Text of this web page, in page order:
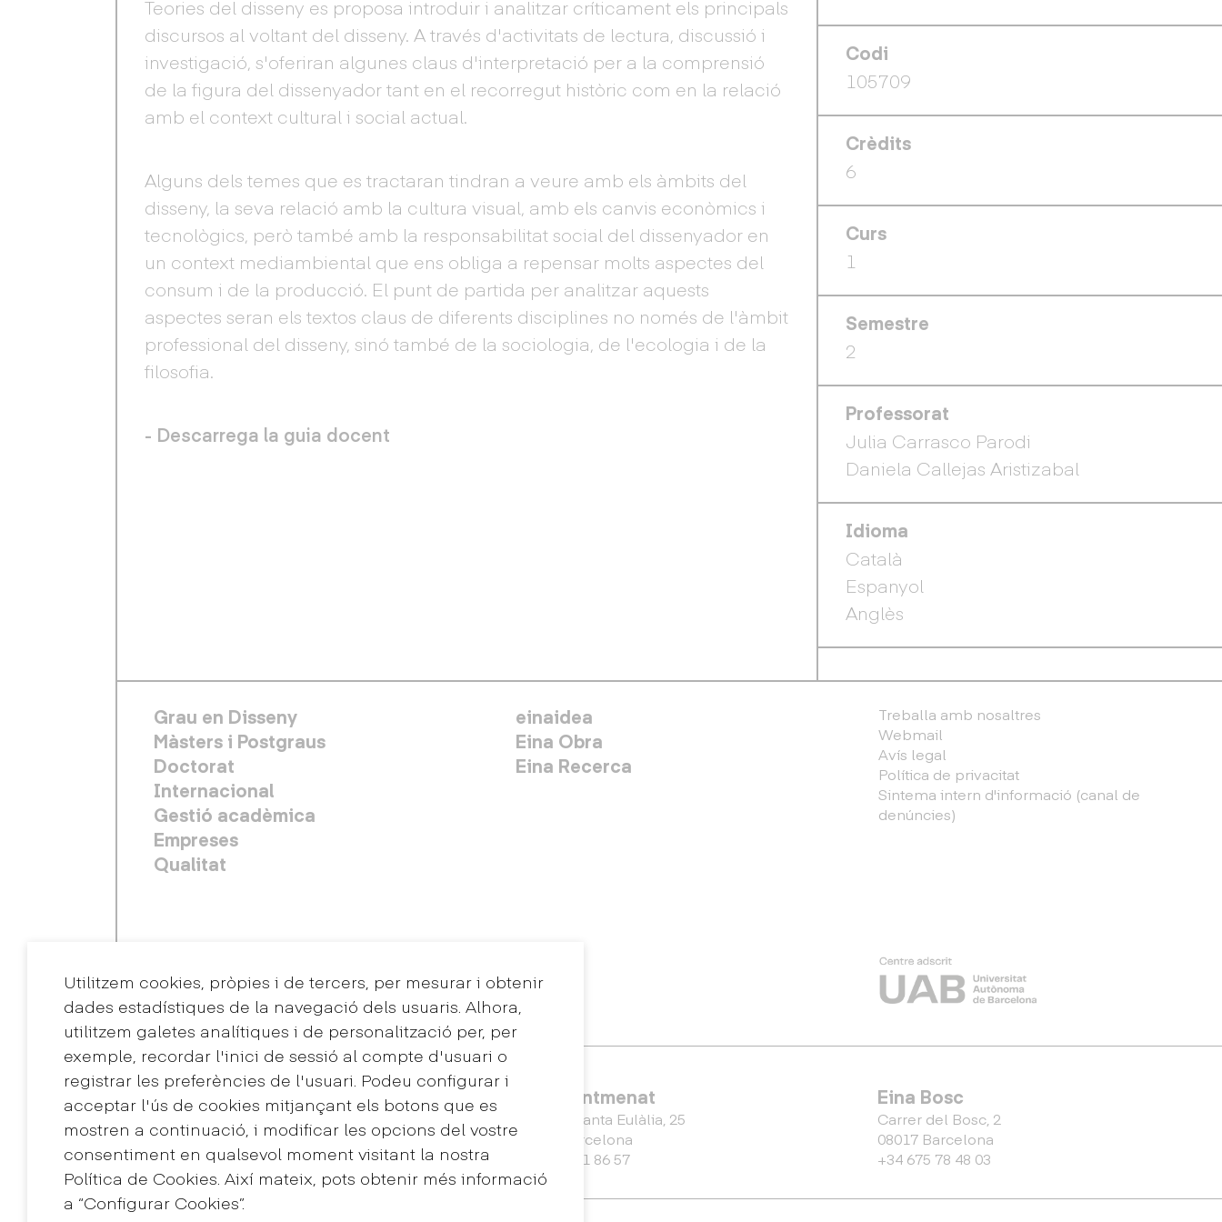
Teories del disseny es proposa introduir i analitzar críticament els principals
discursos al voltant del disseny. A través d'activitats de lectura, discussió i
investigació, s'oferiran algunes claus d'interpretació per a la comprensió
de la figura del dissenyador tant en el recorregut històric com en la relació
amb el context cultural i social actual.
Alguns dels temes que es tractaran tindran a veure amb els àmbits del
disseny, la seva relació amb la cultura visual, amb els canvis econòmics i
tecnològics, però també amb la responsabilitat social del dissenyador en
un context mediambiental que ens obliga a repensar molts aspectes del
consum i de la producció. El punt de partida per analitzar aquests
aspectes seran els textos claus de diferents disciplines no només de l'àmbit
professional del disseny, sinó també de la sociologia, de l'ecologia i de la
filosofia.
- Descarrega la guia docent
Codi
105709
Crèdits
6
Curs
1
Semestre
2
Professorat
Julia Carrasco Parodi
Daniela Callejas Aristizabal
Idioma
Català
Espanyol
Anglès
Utilitzem cookies, pròpies i de tercers, per mesurar i obtenir
dades estadístiques de la navegació dels usuaris. Alhora,
utilitzem galetes analítiques i de personalització per, per
exemple, recordar l'inici de sessió al compte d'usuari o
registrar les preferències de l'usuari. Podeu configurar i
acceptar l'ús de cookies mitjançant els botons que es
mostren a continuació, i modificar les opcions del vostre
consentiment en qualsevol moment visitant la nostra
Política de Cookies. Així mateix, pots obtenir més informació
a “Configurar Cookies”.
FOOTER PRINCIPAL
Grau en Disseny
Màsters i Postgraus
Doctorat
Internacional
Gestió acadèmica
Empreses
Qualitat
MENÚ SECUNDARIO
einaidea
Eina Obra
Eina Recerca
Treballa amb nosaltres
Webmail
Avís legal
Política de privacitat
Sintema intern d'informació (canal de
denúncies)
Contacte
+34 932 030 923
info@eina.cat
Eina Sentmenat
Passeig Santa Eulàlia, 25
08017 Barcelona
+34 672 31 86 57
Eina Bosc
Carrer del Bosc, 2
08017 Barcelona
+34 675 78 48 03